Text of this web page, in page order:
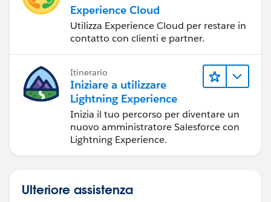
Experience Cloud
Utilizza Experience Cloud per restare in
contatto con clienti e partner.
Itinerario
Iniziare a utilizzare
Lightning Experience
Inizia il tuo percorso per diventare un
nuovo amministratore Salesforce con
Lightning Experience.
Ulteriore assistenza